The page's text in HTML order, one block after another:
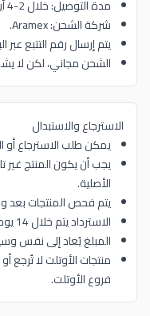
مدة التوصيل: خلال 2-4 أيام عمل.
شركة الشحن: Aramex.
يتم إرسال رقم التتبع
الشحن مجاني، لكن لا
الاسترجاع والاستبدال
يمكن طلب الاسترجاع أو
يجب أن يكون المنتج غير
الأصلية.
يتم فحص المنتجات بعد
الاسترداد يتم خلال 14 يوم عمل بعد استلام المرتجع.
المبلغ يُعاد إلى نفس
منتجات الأوتلت لا تُرجع
فروع الأوتلت.